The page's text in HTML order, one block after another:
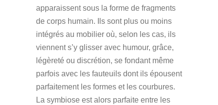
apparaissent sous la forme de fragments
de corps humain. Ils sont plus ou moins
intégrés au mobilier où, selon les cas, ils
viennent s’y glisser avec humour, grâce,
légèreté ou discrétion, se fondant même
parfois avec les fauteuils dont ils épousent
parfaitement les formes et les courbures.
La symbiose est alors parfaite entre les